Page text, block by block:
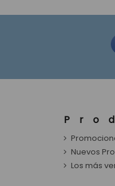
Nuevos
Los más